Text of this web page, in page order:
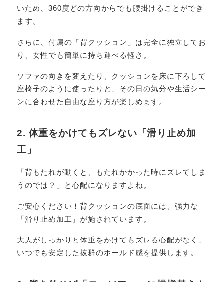
いため、360度どの方向からでも腰掛けることができ
ます。
さらに、付属の「背クッション」は完全に独立してお
り、女性でも簡単に持ち運べる軽さ。
ソファの向きを変えたり、クッションを床に下ろして
座椅子のように使ったりと、その日の気分や生活シー
ンに合わせた自由な座り方が楽しめます。
2. 体重をかけてもズレない「滑り止め加
工」
「背もたれが動くと、もたれかかった時にズレてしま
うのでは？」と心配になりますよね。
ご安心ください！背クッションの底面には、強力な
「滑り止め加工」が施されています。
大人がしっかりと体重をかけてもズレる心配がなく、
いつでも安定した抜群のホールド感を提供します。